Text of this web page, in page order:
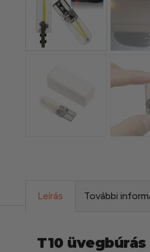
Leírás További
T10